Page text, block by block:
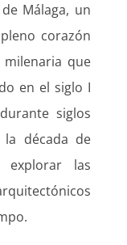
Málaga, un
corazón
que
en el siglo I
siglos
la década de
explorar las